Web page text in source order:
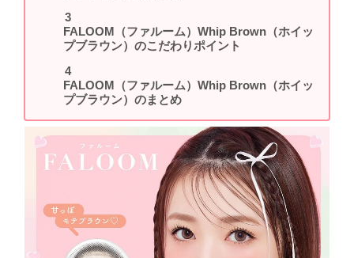
FALOOM（ファルーム）Whip Brown（ホイッ
プブラウン）のこだわりポイント
FALOOM（ファルーム）Whip Brown（ホイッ
プブラウン）のまとめ